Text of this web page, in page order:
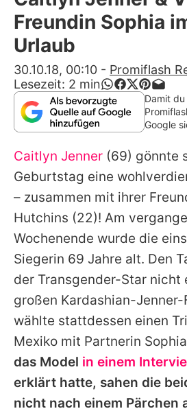
Alle Themen auf
App
Team
Redaktionelle
Impressum
Utiq
Freundin Sophia
Urlaub
30.10.18, 00:10 - Promiflash
Lesezeit: 2 min
Damit
Google
Caitlyn Jenner (69) gönnte
Geburtstag eine
– zusammen mit ihrer
Hutchins (22)! Am
Wochenende wurde die
Siegerin 69 Jahre alt. Den
der Transgender-Star nicht
großen Kardashian-
wählte stattdessen einen
Mexiko mit Partnerin Sophia
das Model in einem
erklärt hatte, sahen die
nicht nach einem Pärchen